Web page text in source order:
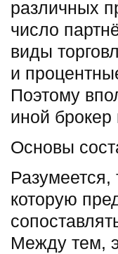
различных
число
виды
и
Поэтому
иной
Основы
которую
Между тем,